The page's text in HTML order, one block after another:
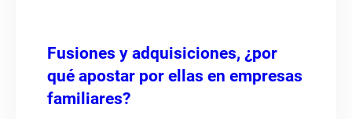
Fusiones y adquisiciones, ¿por
qué apostar por ellas en empresas
familiares?